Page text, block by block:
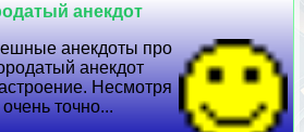
анекдот
анекдоты про
анекдот
Несмотря
точно...